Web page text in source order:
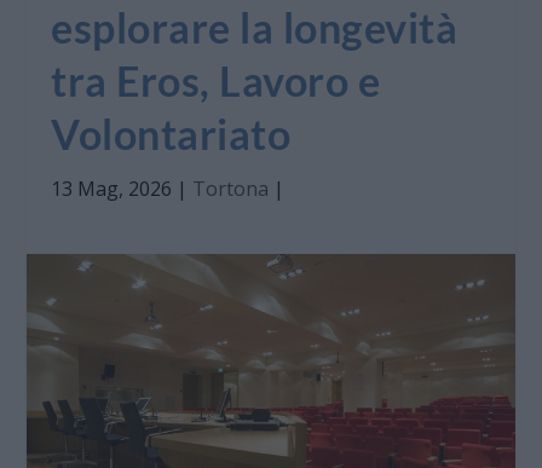
esplorare la longevità
tra Eros, Lavoro e
Volontariato
13 Mag, 2026 | Tortona |